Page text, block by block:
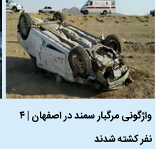
واژگونی مرگبار سمند در اصفهان | ۴
نفر کشته شدند